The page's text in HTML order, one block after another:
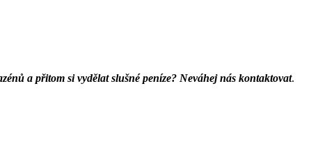
a přitom si vydělat slušné peníze? Neváhej nás kontaktovat.